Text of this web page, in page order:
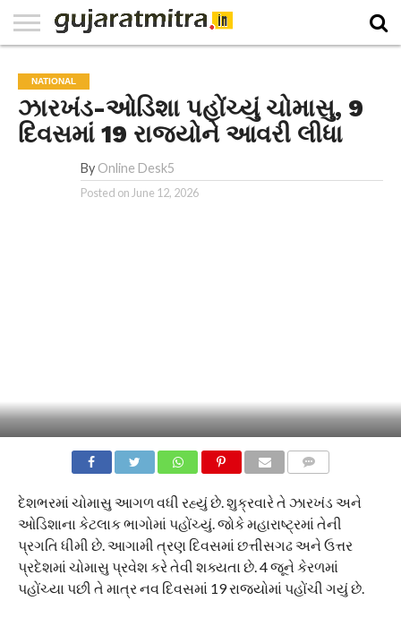
PAPER
NATIONAL
WORLD
BUSINESS
SPORTS
GUJARAT
OPINION
MORE
NATIONAL
ઝારખંડ-ઓડિશા પહોંચ્યું ચોમાસુ, 9
દિવસમાં 19 રાજ્યોને આવરી લીધા
By Online Desk5
Posted on June 12, 2026
દેશભરમાં ચોમાસુ આગળ વધી રહ્યું છે. શુક્રવારે તે ઝારખંડ અને
ઓડિશાના કેટલાક ભાગોમાં પહોંચ્યું. જોકે મહારાષ્ટ્રમાં તેની
પ્રગતિ ધીમી છે. આગામી ત્રણ દિવસમાં છત્તીસગઢ અને ઉત્તર
પ્રદેશમાં ચોમાસુ પ્રવેશ કરે તેવી શક્યતા છે. 4 જૂને કેરળમાં
પહોંચ્યા પછી તે માત્ર નવ દિવસમાં 19 રાજ્યોમાં પહોંચી ગયું છે.